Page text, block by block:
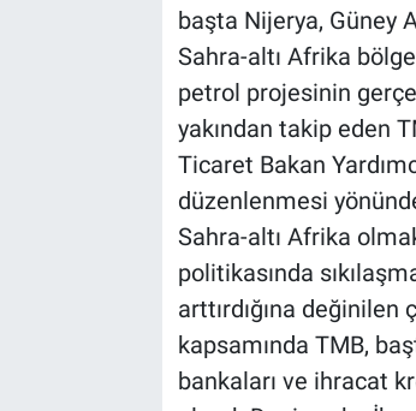
başta Nijerya, Güney
Sahra-altı Afrika
petrol projesinin
yakından takip eden
Ticaret Bakan
düzenlenmesi
Sahra-altı Afrika
politikasında
arttırdığına
kapsamında TMB,
bankaları ve ihracat